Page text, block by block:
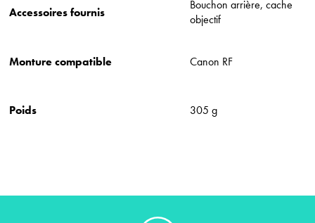
Accessoires fournis
Bouchon arrière, cache
objectif
Monture compatible Canon RF
Poids 305 g